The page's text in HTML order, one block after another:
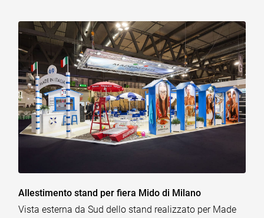
Allestimento stand per fiera Mido di Milano
Vista esterna da Sud dello stand realizzato per Made